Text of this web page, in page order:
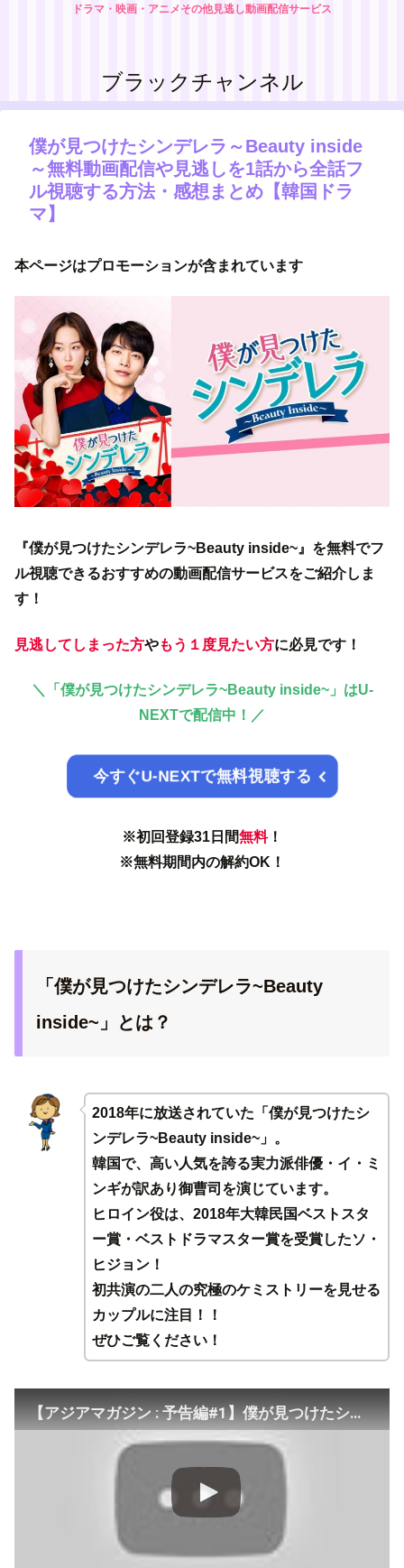
ドラマ・映画・アニメその他見逃し動画配信サービス
ブラックチャンネル
僕が見つけたシンデレラ～Beauty inside
～無料動画配信や見逃しを1話から全話フ
ル視聴する方法・感想まとめ【韓国ドラ
マ】
本ページはプロモーションが含まれています
『僕が見つけたシンデレラ~Beauty inside~』を無料でフ
ル視聴できるおすすめの動画配信サービスをご紹介しま
す！
見逃してしまった方やもう１度見たい方に必見です！
＼「僕が見つけたシンデレラ~Beauty inside~」はU-
NEXTで配信中！／
今すぐU-NEXTで無料視聴する
※初回登録31日間無料！
※無料期間内の解約OK！
「僕が見つけたシンデレラ~Beauty
inside~」とは？
2018年に放送されていた「僕が見つけたシ
ンデレラ~Beauty inside~」。
韓国で、高い人気を誇る実力派俳優・イ・ミ
ンギが訳あり御曹司を演じています。
ヒロイン役は、2018年大韓民国ベストスタ
ー賞・ベストドラマスター賞を受賞したソ・
ヒジョン！
初共演の二人の究極のケミストリーを見せる
カップルに注目！！
ぜひご覧ください！
【アジアマガジン : 予告編#1】僕が見つけたシンデレラ～Beauty Inside～ (2018) – イ・ミンギ,ソ・ヒョンジン,アン・ジェヒョン [2019年11月号]